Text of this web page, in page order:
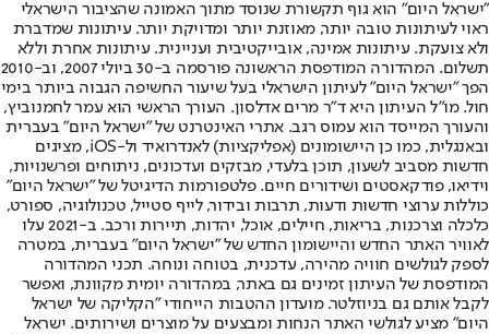
"ישראל היום" הוא גוף תקשורת שנוסד מתוך האמונה שהציבור הישראלי
ראוי לעיתונות טובה יותר, מאוזנת יותר ומדויקת יותר. עיתונות שמדברת
ולא צועקת. עיתונות אמינה, אובייקטיבית ועניינית. עיתונות אחרת וללא
תשלום. המהדורה המודפסת הראשונה פורסמה ב-30 ביולי 2007, וב-2010
הפך "ישראל היום" לעיתון הישראלי בעל שיעור החשיפה הגבוה ביותר בימי
חול. מו"ל העיתון היא ד"ר מרים אדלסון. העורך הראשי הוא עמר לחמנוביץ,
והעורך המייסד הוא עמוס רגב. אתרי האינטרנט של "ישראל היום" בעברית
ובאנגלית, כמו כן היישומונים (אפליקציות) לאנדרואיד ול-iOS, מציגים
חדשות מסביב לשעון, תוכן בלעדי, מבזקים ועדכונים, ניתוחים ופרשנויות,
וידיאו, פודקאסטים ושידורים חיים. פלטפורמות הדיגיטל של "ישראל היום"
כוללות ערוצי חדשות ודעות, תרבות ובידור, לייף סטייל, טכנולוגיה, ספורט,
כלכלה וצרכנות, בריאות, חיילים, אוכל, יהדות, תיירות ורכב. ב-2021 עלו
לאוויר האתר החדש והיישומון החדש של "ישראל היום" בעברית, במטרה
לספק לגולשים חוויה מהירה, עדכנית, בטוחה ונוחה. תכני המהדורה
המודפסת של העיתון זמינים גם באתר, במהדורה יומית מקוונת, ואפשר
לקבל אותם גם בניוזלטר. מועדון ההטבות הייחודי "הקליקה של ישראל
היום" מציע לגולשי האתר הנחות ומבצעים על מוצרים ושירותים. ישראל